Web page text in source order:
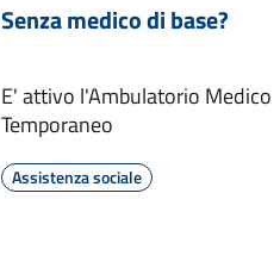
Senza medico di base?
E' attivo l'Ambulatorio Medico
Temporaneo
Assistenza sociale